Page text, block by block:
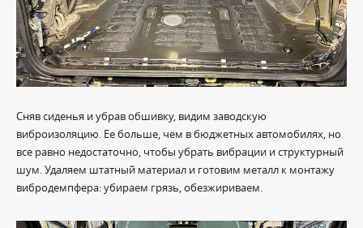
Сняв сиденья и убрав обшивку, видим заводскую
виброизоляцию. Ее больше, чем в бюджетных автомобилях, но
все равно недостаточно, чтобы убрать вибрации и структурный
шум. Удаляем штатный материал и готовим металл к монтажу
вибродемпфера: убираем грязь, обезжириваем.